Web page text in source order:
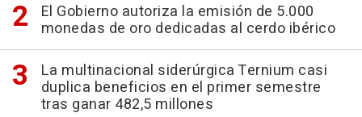
El Gobierno autoriza la emisión de 5.000
monedas de oro dedicadas al cerdo ibérico
La multinacional siderúrgica Ternium casi
duplica beneficios en el primer semestre
tras ganar 482,5 millones